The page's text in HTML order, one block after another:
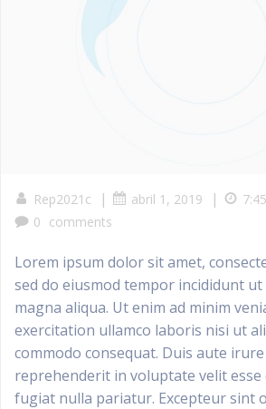
Rep2021c | abril 1, 2019 |
0 comments
Lorem ipsum dolor sit amet,
sed do eiusmod tempor incididunt
magna aliqua. Ut enim ad minim
exercitation ullamco laboris nisi ut
commodo consequat. Duis aute
reprehenderit in voluptate velit esse
fugiat nulla pariatur. Excepteur sint